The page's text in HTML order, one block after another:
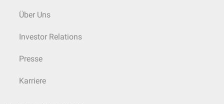
Über Uns
Investor Relations
Presse
Karriere